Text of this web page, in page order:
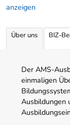
anzeigen
Über uns BIZ-
Der AMS-
einmaligen
Ausbildungen